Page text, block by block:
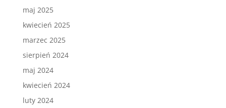
maj 2025
kwiecień 2025
marzec 2025
sierpień 2024
maj 2024
kwiecień 2024
luty 2024